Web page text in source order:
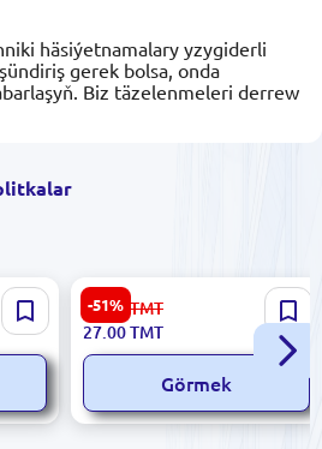
häsiýetnamalary yzygiderli
gerek bolsa, onda
Biz täzelenmeleri derrew
çäk
-51%
Ibiza 5900499055596 |
Keramiki plitka 20x40 sm
Glazurly BiancoMIX Marrone
56.00 TMT
27.00TMT
Görmek